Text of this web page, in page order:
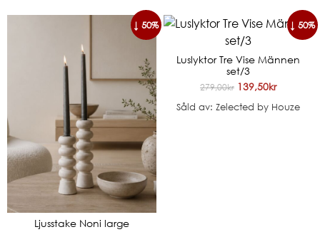
↓ 50%
Ljusstake Noni large
↓ 50%
Luslyktor Tre Vise Männen
set/3
279,00kr 139,50kr
Såld av: Zelected by Houze